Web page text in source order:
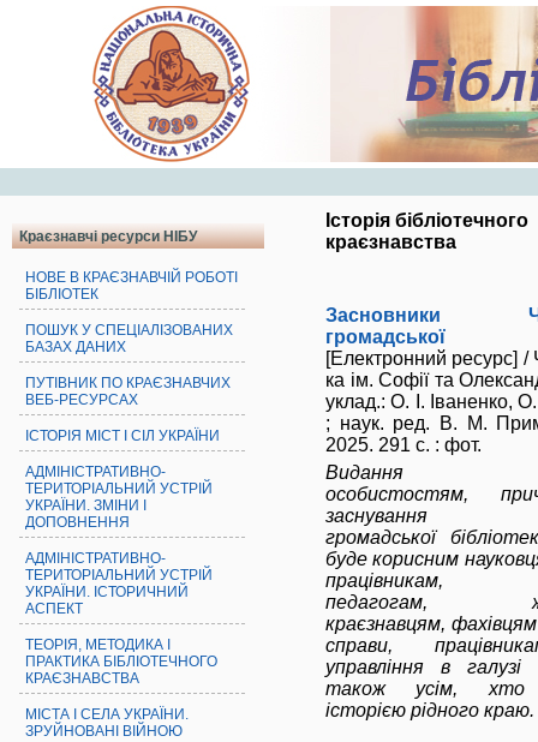
Краєзнавчі ресурси НІБУ
НОВЕ В КРАЄЗНАВЧІЙ РОБОТІ
БІБЛІОТЕК
ПОШУК У СПЕЦІАЛІЗОВАНИХ
БАЗАХ ДАНИХ
ПУТІВНИК ПО КРАЄЗНАВЧИХ
ВЕБ-РЕСУРСАХ
ІСТОРІЯ МІСТ І СІЛ УКРАЇНИ
АДМІНІСТРАТИВНО-
ТЕРИТОРІАЛЬНИЙ УСТРІЙ
УКРАЇНИ. ЗМІНИ І
ДОПОВНЕННЯ
АДМІНІСТРАТИВНО-
ТЕРИТОРІАЛЬНИЙ УСТРІЙ
УКРАЇНИ. ІСТОРИЧНИЙ
АСПЕКТ
ТЕОРІЯ, МЕТОДИКА І
ПРАКТИКА БІБЛІОТЕЧНОГО
КРАЄЗНАВСТВА
МІСТА І СЕЛА УКРАЇНИ.
ЗРУЙНОВАНІ ВІЙНОЮ
Історія бібліотечного
краєзнавства
Засновники
громадської
[Електронний ресурс] /
ка ім. Софії та
уклад.: О. І. Іваненко,
; наук. ред. В. М.
2025. 291 с. : фот.
Видання
особистостям,
заснування
громадської
буде корисним
працівникам,
педагогам,
краєзнавцям, фахівцям
справи,
управління в
також усім, хто
історією рідного краю.